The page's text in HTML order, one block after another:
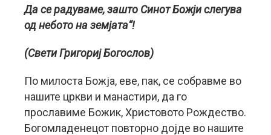
Да се радуваме, зашто Синот Божји слегува
од небото на земјата“!
(Свети Григориј Богослов)
По милоста Божја, еве, пак, се собравме во
нашите цркви и манастири, да го
прославиме Божик, Христовото Рождество.
Богомладенецот повторно дојде во нашите